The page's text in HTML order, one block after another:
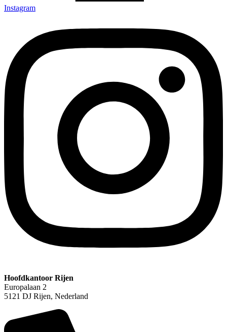
Instagram
Hoofdkantoor Rijen
Europalaan 2
5121 DJ Rijen, Nederland